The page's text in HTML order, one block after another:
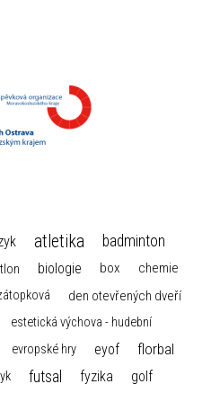
atletika badminton
biologie box chemie
den otevřených dveří
estetická výchova - hudební
evropské hry eyof florbal
futsal fyzika golf